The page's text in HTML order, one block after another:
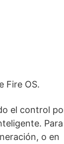
Fire OS.
el control
o en